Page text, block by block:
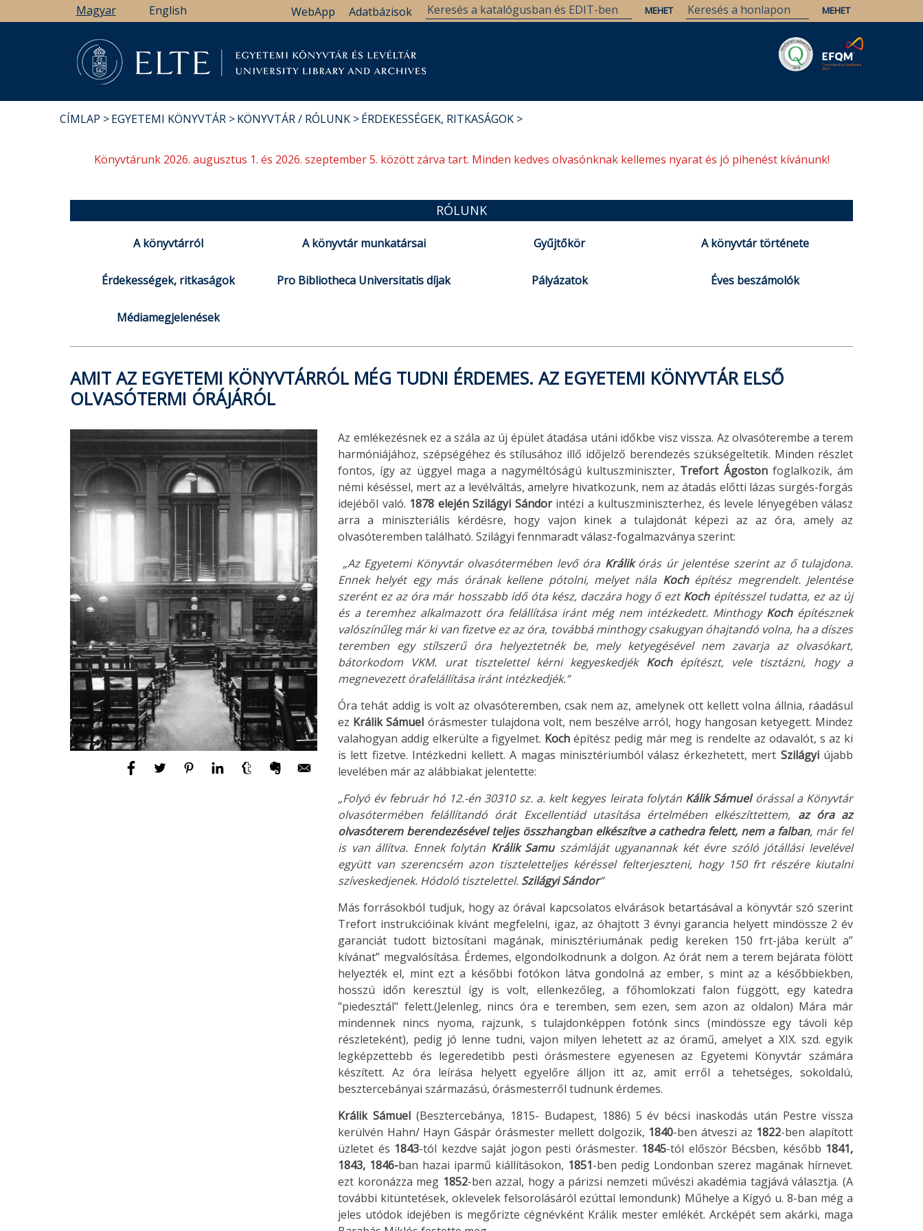
a
Magyar English Adatbázisok
WebApp
CÍMLAP EGYETEMI KÖNYVTÁR KÖNYVTÁR / RÓLUNK ÉRDEKESSÉGEK, RITKASÁGOK
Könyvtárunk 2026. augusztus 1. és 2026. szeptember 5. között zárva tart. Minden kedves olvasónknak kellemes nyarat és jó pihenést kívánunk!
RÓLUNK
A könyvtárról A könyvtár munkatársai Gyűjtőkör A könyvtár története
Érdekességek, ritkaságok Pro Bibliotheca Universitatis díjak Pályázatok Éves beszámolók
Médiamegjelenések
AMIT AZ EGYETEMI KÖNYVTÁRRÓL MÉG TUDNI ÉRDEMES. AZ EGYETEMI KÖNYVTÁR ELSŐ
OLVASÓTERMI ÓRÁJÁRÓL
Az emlékezésnek ez a szála az új épület átadása utáni időkbe visz vissza. Az olvasóterembe a terem
harmóniájához, szépségéhez és stílusához illő időjelző berendezés szükségeltetik. Minden részlet
fontos, így az üggyel maga a nagyméltóságú kultuszminiszter, Trefort Ágoston foglalkozik, ám
némi késéssel, mert az a levélváltás, amelyre hivatkozunk, nem az átadás előtti lázas sürgés-forgás
idejéből való. 1878 elején Szilágyi Sándorintézi a kultuszminiszterhez, és levele lényegében válasz
arra a miniszteriális kérdésre, hogy vajon kinek a tulajdonát képezi az az óra, amely az
olvasóteremben található. Szilágyi fennmaradt válasz-fogalmazványa szerint:
„Az Egyetemi Könyvtár olvasótermében levő óra Králikórás úr jelentése szerint az ő tulajdona.
Ennek helyét egy más órának kellene pótolni, melyet nála Koch építész megrendelt. Jelentése
szerént ez az óra már hosszabb idő óta kész, daczára hogy ő eztKochépítésszel tudatta, ez az új
és a teremhez alkalmazott óra felállítása iránt még nem intézkedett. Minthogy Kochépítésznek
valószínűleg már ki van fizetve ez az óra, továbbá minthogy csakugyan óhajtandó volna, ha a díszes
teremben egy stílszerű óra helyeztetnék be, mely ketyegésével nem zavarja az olvasókart,
bátorkodom VKM. urat tisztelettel kérni kegyeskedjék Kochépítészt, vele tisztázni, hogy a
megnevezett órafelállítása iránt intézkedjék.”
Óra tehát addig is volt az olvasóteremben, csak nem az, amelynek ott kellett volna állnia, ráadásul
ez Králik Sámuel órásmester tulajdona volt, nem beszélve arról, hogy hangosan ketyegett. Mindez
valahogyan addig elkerülte a figyelmet. Kochépítész pedig már meg is rendelte az odavalót, s az ki
is lett fizetve. Intézkedni kellett. A magas minisztériumból válasz érkezhetett, mert Szilágyiújabb
levelében már az alábbiakat jelentette:
„Folyó év február hó 12.-én 30310 sz. a. kelt kegyes leirata folytán Kálik Sámuelórással a Könyvtár
olvasótermében felállítandó órát Excellentiád utasítása értelmében elkészíttettem, az óra az
olvasóterem berendezésével teljes összhangban elkészítve a cathedra felett, nem a falban, már fel
is van állítva. Ennek folytán Králik Samu számláját ugyanannak két évre szóló jótállási levelével
együtt van szerencsém azon tiszteletteljes kéréssel felterjeszteni, hogy 150 frt részére kiutalni
szíveskedjenek. Hódoló tisztelettel. Szilágyi Sándor”
Más forrásokból tudjuk, hogy az órával kapcsolatos elvárások betartásával a könyvtár szó szerint
Trefort instrukcióinak kívánt megfelelni, igaz, az óhajtott 3 évnyi garancia helyett mindössze 2 év
garanciát tudott biztosítani magának, minisztériumának pedig kereken 150 frt-jába került a”
kívánat” megvalósítása. Érdemes, elgondolkodnunk a dolgon. Az órát nem a terem bejárata fölött
helyezték el, mint ezt a későbbi fotókon látva gondolná az ember, s mint az a későbbiekben,
hosszú időn keresztül így is volt, ellenkezőleg, a főhomlokzati falon függött, egy katedra
"piedesztál" felett.(Jelenleg, nincs óra e teremben, sem ezen, sem azon az oldalon) Mára már
mindennek nincs nyoma, rajzunk, s tulajdonképpen fotónk sincs (mindössze egy távoli kép
részleteként), pedig jó lenne tudni, vajon milyen lehetett az az óramű, amelyet a XIX. szd. egyik
legképzettebb és legeredetibb pesti órásmestere egyenesen az Egyetemi Könyvtár számára
készített. Az óra leírása helyett egyelőre álljon itt az, amit erről a tehetséges, sokoldalú,
besztercebányai származású, órásmesterről tudnunk érdemes.
Králik Sámuel(Besztercebánya, 1815- Budapest, 1886) 5 év bécsi inaskodás után Pestre vissza
kerülvén Hahn/ Hayn Gáspár órásmester mellett dolgozik, 1840-ben átveszi az 1822-ben alapított
üzletet és 1843-tól kezdve saját jogon pesti órásmester. 1845-tól először Bécsben, később 1841,
1843, 1846-ban hazai iparmű kiállításokon, 1851-ben pedig Londonban szerez magának hírnevet.
ezt koronázza meg 1852-ben azzal, hogy a párizsi nemzeti művészi akadémia tagjává választja. (A
további kitüntetések, oklevelek felsorolásáról ezúttal lemondunk) Műhelye a Kígyó u. 8-ban még a
jeles utódok idejében is megőrizte cégnévként Králik mester emlékét. Arcképét sem akárki, maga